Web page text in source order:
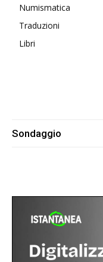
Numismatica
Traduzioni
Libri
Sondaggio